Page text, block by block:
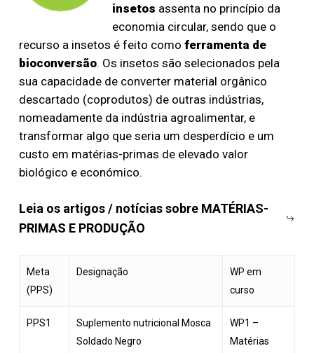
insetos assenta no princípio da
economia circular, sendo que o
recurso a insetos é feito como ferramenta de
bioconversão. Os insetos são selecionados pela
sua capacidade de converter material orgânico
descartado (coprodutos) de outras indústrias,
nomeadamente da indústria agroalimentar, e
transformar algo que seria um desperdício e um
custo em matérias-primas de elevado valor
biológico e económico.
Leia os artigos / notícias sobre MATÉRIAS-
PRIMAS E PRODUÇÃO
Meta
(PPS)
Designação
WP em
curso
PPS1
Suplemento nutricional Mosca
Soldado Negro
WP1 –
Matérias